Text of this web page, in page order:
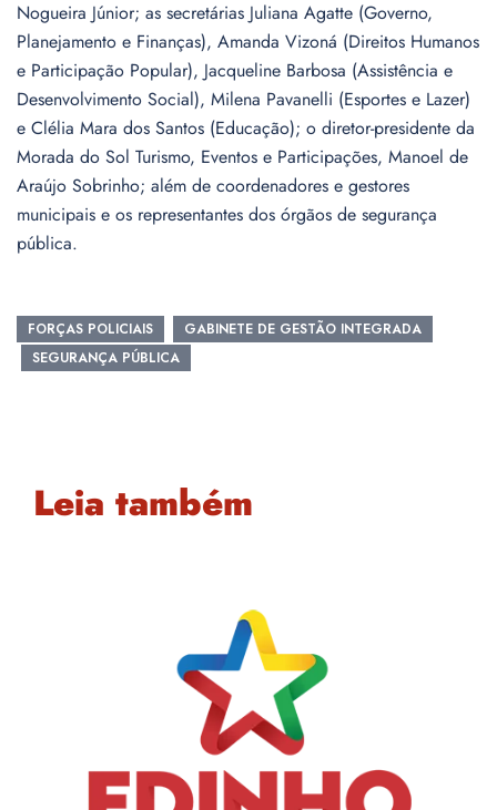
Nogueira Júnior; as secretárias Juliana Agatte (Governo,
Planejamento e Finanças), Amanda Vizoná (Direitos Humanos
e Participação Popular), Jacqueline Barbosa (Assistência e
Desenvolvimento Social), Milena Pavanelli (Esportes e Lazer)
e Clélia Mara dos Santos (Educação); o diretor-presidente da
Morada do Sol Turismo, Eventos e Participações, Manoel de
Araújo Sobrinho; além de coordenadores e gestores
municipais e os representantes dos órgãos de segurança
pública.
FORÇAS POLICIAIS
GABINETE DE GESTÃO INTEGRADA
SEGURANÇA PÚBLICA
Leia também